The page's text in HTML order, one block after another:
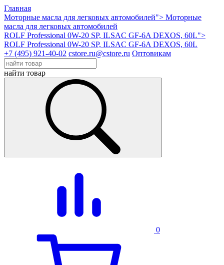
Главная
Моторные масла для легковых автомобилей"> Моторные
масла для легковых автомобилей
ROLF Professional 0W-20 SP, ILSAC GF-6A DEXOS, 60L">
ROLF Professional 0W-20 SP, ILSAC GF-6A DEXOS, 60L
+7 (495) 921-40-02 cstore.ru@cstore.ru Оптовикам
найти товар
0